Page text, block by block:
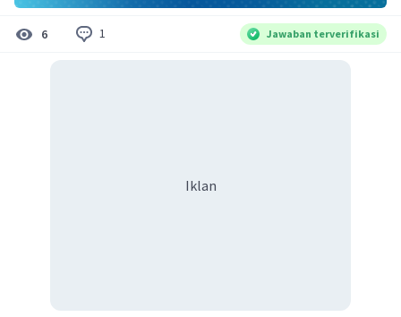
6 1 Jawaban terverifikasi
Iklan